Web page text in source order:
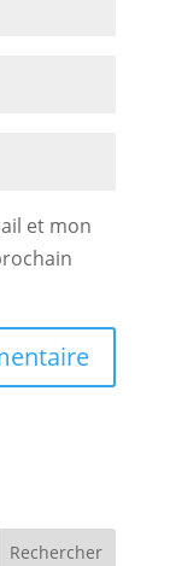
et mon
Rechercher